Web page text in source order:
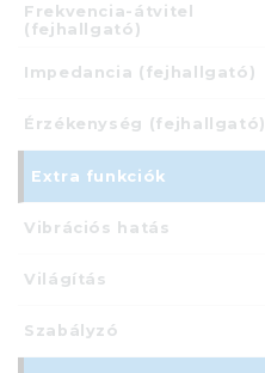
Frekvencia-átvitel
(fejhallgató)
Impedancia (fejhallgató)
Érzékenység (fejhallgató)
Extra funkciók
Vibrációs hatás
Világítás
Szabályzó